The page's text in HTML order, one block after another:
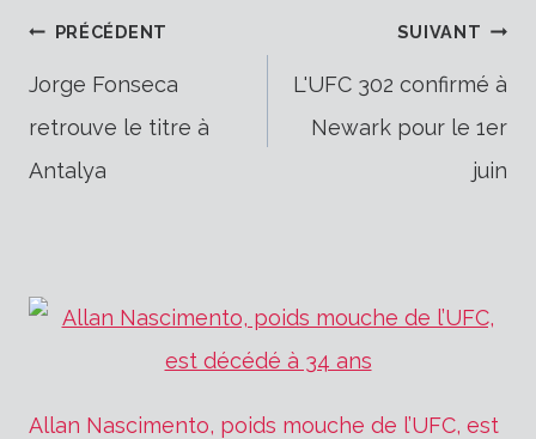
Navigation
de
l’article
PRÉCÉDENT
Jorge Fonseca
retrouve le titre à
Antalya
SUIVANT
L'UFC 302 confirmé à
Newark pour le 1er
juin
Allan Nascimento, poids mouche de l’UFC, est